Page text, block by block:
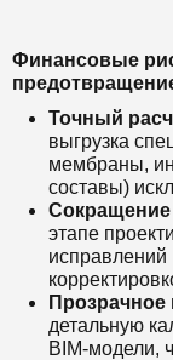
Финансовые
Точный
выгрузка
мембраны,
составы)
Сокращение
этапе
исправлений
Прозрачное
детальную
BIM-модели,